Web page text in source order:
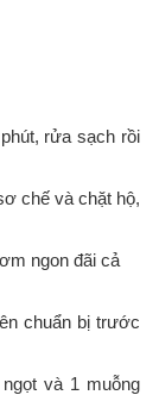
rửa sạch rồi
chế và chặt hộ,
chuẩn bị trước
và 1 muỗng